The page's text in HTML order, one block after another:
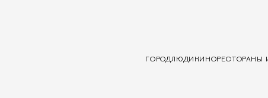
ГОРОДЛЮДИ КИНОРЕСТОРАНЫ